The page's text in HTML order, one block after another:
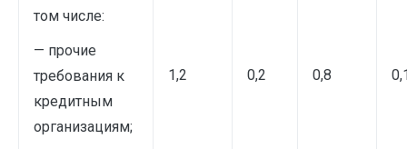
том числе:
— прочие
требования к
кредитным
организациям;
1,2 0,2 0,8